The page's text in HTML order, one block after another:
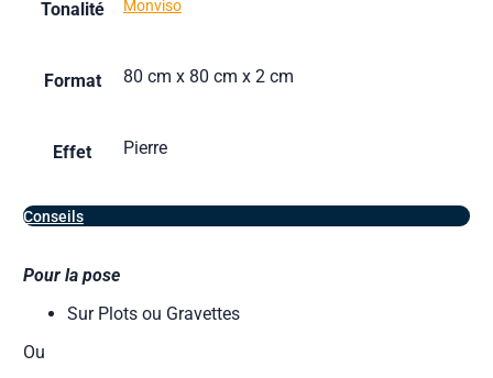
Tonalité Monviso
Format 80 cm x 80 cm x 2 cm
Effet Pierre
Conseils
Pour la pose
Sur Plots ou Gravettes
Ou